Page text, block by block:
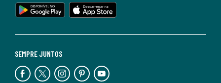
SEMPRE JUNTOS